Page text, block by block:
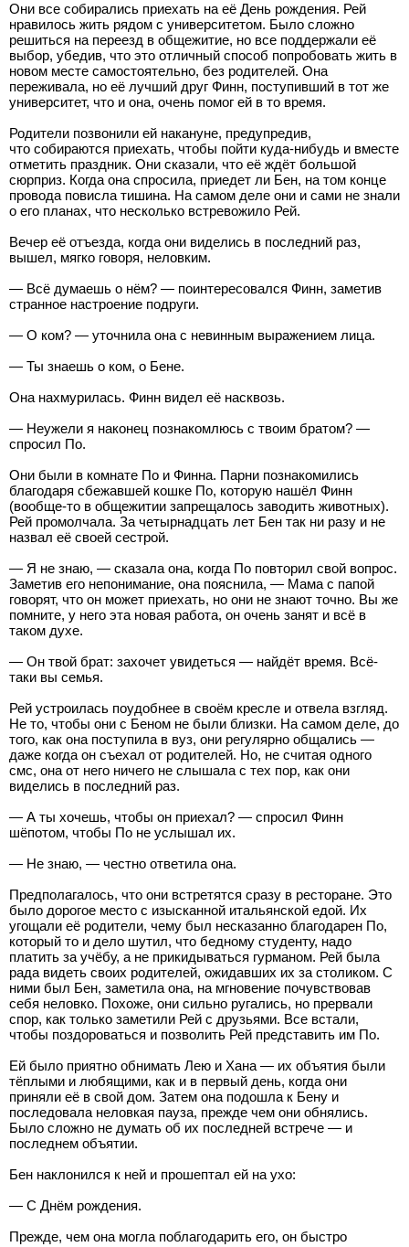
Они все собирались приехать на её День рождения. Рей
нравилось жить рядом с университетом. Было сложно
решиться на переезд в общежитие, но все поддержали её
выбор, убедив, что это отличный способ попробовать жить в
новом месте самостоятельно, без родителей. Она
переживала, но её лучший друг Финн, поступивший в тот же
университет, что и она, очень помог ей в то время.
Родители позвонили ей накануне, предупредив,
что собираются приехать, чтобы пойти куда-нибудь и вместе
отметить праздник. Они сказали, что её ждёт большой
сюрприз. Когда она спросила, приедет ли Бен, на том конце
провода повисла тишина. На самом деле они и сами не знали
о его планах, что несколько встревожило Рей.
Вечер её отъезда, когда они виделись в последний раз,
вышел, мягко говоря, неловким.
— Всё думаешь о нём? — поинтересовался Финн, заметив
странное настроение подруги.
— О ком? — уточнила она с невинным выражением лица.
— Ты знаешь о ком, о Бене.
Она нахмурилась. Финн видел её насквозь.
— Неужели я наконец познакомлюсь с твоим братом? —
спросил По.
Они были в комнате По и Финна. Парни познакомились
благодаря сбежавшей кошке По, которую нашёл Финн
(вообще-то в общежитии запрещалось заводить животных).
Рей промолчала. За четырнадцать лет Бен так ни разу и не
назвал её своей сестрой.
— Я не знаю, — сказала она, когда По повторил свой вопрос.
Заметив его непонимание, она пояснила, — Мама с папой
говорят, что он может приехать, но они не знают точно. Вы же
помните, у него эта новая работа, он очень занят и всё в
таком духе.
— Он твой брат: захочет увидеться — найдёт время. Всё-
таки вы семья.
Рей устроилась поудобнее в своём кресле и отвела взгляд.
Не то, чтобы они с Беном не были близки. На самом деле, до
того, как она поступила в вуз, они регулярно общались —
даже когда он съехал от родителей. Но, не считая одного
смс, она от него ничего не слышала с тех пор, как они
виделись в последний раз.
— А ты хочешь, чтобы он приехал? — спросил Финн
шёпотом, чтобы По не услышал их.
— Не знаю, — честно ответила она.
Предполагалось, что они встретятся сразу в ресторане. Это
было дорогое место с изысканной итальянской едой. Их
угощали её родители, чему был несказанно благодарен По,
который то и дело шутил, что бедному студенту, надо
платить за учёбу, а не прикидываться гурманом. Рей была
рада видеть своих родителей, ожидавших их за столиком. С
ними был Бен, заметила она, на мгновение почувствовав
себя неловко. Похоже, они сильно ругались, но прервали
спор, как только заметили Рей с друзьями. Все встали,
чтобы поздороваться и позволить Рей представить им По.
Ей было приятно обнимать Лею и Хана — их объятия были
тёплыми и любящими, как и в первый день, когда они
приняли её в свой дом. Затем она подошла к Бену и
последовала неловкая пауза, прежде чем они обнялись.
Было сложно не думать об их последней встрече — и
последнем объятии.
Бен наклонился к ней и прошептал ей на ухо:
— С Днём рождения.
Прежде, чем она могла поблагодарить его, он быстро